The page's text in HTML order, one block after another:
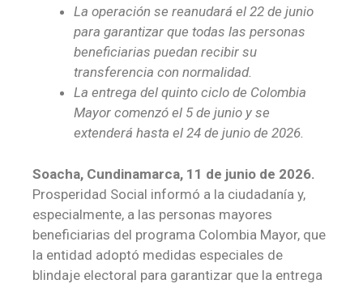
La operación se reanudará el 22 de junio
para garantizar que todas las personas
beneficiarias puedan recibir su
transferencia con normalidad.
La entrega del quinto ciclo de Colombia
Mayor comenzó el 5 de junio y se
extenderá hasta el 24 de junio de 2026.
Soacha, Cundinamarca, 11 de junio de 2026.
Prosperidad Social informó a la ciudadanía y,
especialmente, a las personas mayores
beneficiarias del programa Colombia Mayor, que
la entidad adoptó medidas especiales de
blindaje electoral para garantizar que la entrega